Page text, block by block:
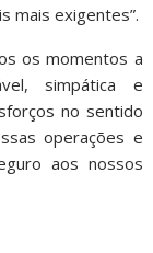
mais exigentes”.
os momentos a
simpática e
no sentido
operações e
aos nossos